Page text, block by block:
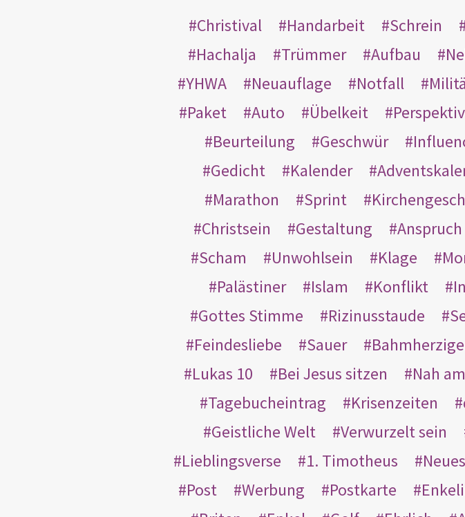
Christival Handarbeit Schrein
Hachalja
Trümmer Aufbau
YHWA
Neuauflage Notfall
Paket
Auto Übelkeit
Beurteilung
Geschwür
Gedicht
Kalender
Marathon
Sprint
Christsein
Gestaltung Anspruch
Scham
Unwohlsein Klage
Palästiner
Islam Konflikt
Gottes Stimme
Rizinusstaude
Feindesliebe
Sauer
Lukas 10
Bei Jesus sitzen Nah
Tagebucheintrag
Krisenzeiten
Geistliche Welt
Verwurzelt sein
Lieblingsverse
1. Timotheus
Post
Werbung Postkarte